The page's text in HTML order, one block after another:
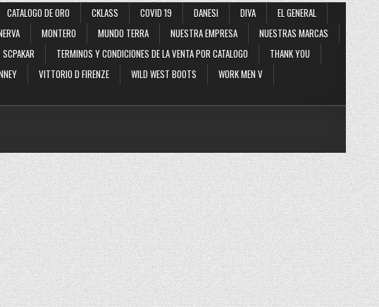
CATALOGO DE ORO CKLASS COVID 19 DANESI DIVA
EL GENERAL
MONTERO MUNDO TERRA NUESTRA EMPRESA
NUESTRAS MARCAS
SCPAKAR TERMINOS Y CONDICIONES DE LA VENTA POR CATALOGO
THANK YOU
VITTORIO D FIRENZE WILD WEST BOOTS
WORK MEN V